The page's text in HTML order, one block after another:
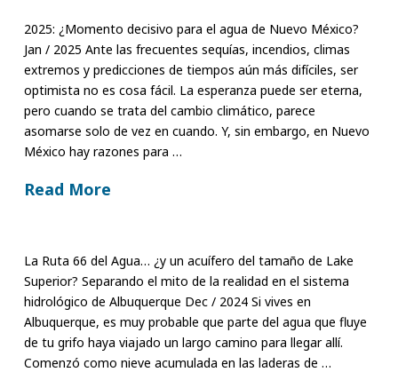
2025: ¿Momento decisivo para el agua de Nuevo México?
Jan / 2025 Ante las frecuentes sequías, incendios, climas
extremos y predicciones de tiempos aún más difíciles, ser
optimista no es cosa fácil. La esperanza puede ser eterna,
pero cuando se trata del cambio climático, parece
asomarse solo de vez en cuando. Y, sin embargo, en Nuevo
México hay razones para …
Read More
La Ruta 66 del Agua… ¿y un acuífero del tamaño de Lake
Superior? Separando el mito de la realidad en el sistema
hidrológico de Albuquerque Dec / 2024 Si vives en
Albuquerque, es muy probable que parte del agua que fluye
de tu grifo haya viajado un largo camino para llegar allí.
Comenzó como nieve acumulada en las laderas de …